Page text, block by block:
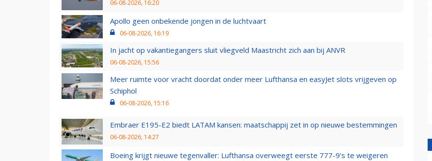
06-08-2026, 16:20
Apollo geen onbekende jongen in de luchtvaart
06-08-2026, 16:19
In jacht op vakantiegangers sluit vliegveld Maastricht zich aan bij ANVR
06-08-2026, 15:56
Meer ruimte voor vracht doordat onder meer Lufthansa en easyJet slots vrijgeven op
Schiphol
06-08-2026, 15:16
Embraer E195-E2 biedt LATAM kansen: maatschappij zet in op nieuwe bestemmingen
06-08-2026, 14:27
Boeing krijgt nieuwe tegenvaller: Lufthansa overweegt eerste 777-9’s te weigeren